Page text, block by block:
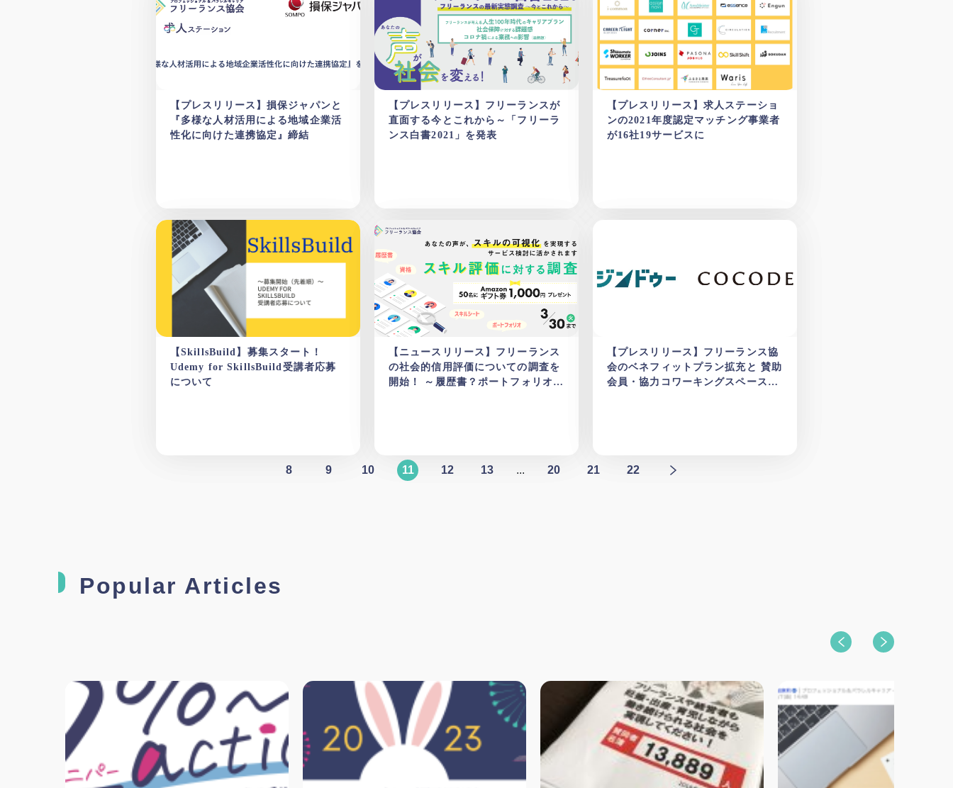
【プレスリリース】損保ジャパンと
『多様な人材活用による地域企業活
性化に向けた連携協定』締結
【プレスリリース】フリーランスが
直面する今とこれから～「フリーラ
ンス白書2021」を発表
【プレスリリース】求人ステーショ
ンの2021年度認定マッチング事業者
が16社19サービスに
【SkillsBuild】募集スタート！
Udemy for SkillsBuild受講者応募
について
【ニュースリリース】フリーランス
の社会的信用評価についての調査を
開始！ ～履歴書？ポートフォリオ？
【プレスリリース】フリーランス協
会のベネフィットプラン拡充と 賛助
会員・協力コワーキングスペース追
8 9 10 11 12 13 ... 20 21 22
Popular Articles